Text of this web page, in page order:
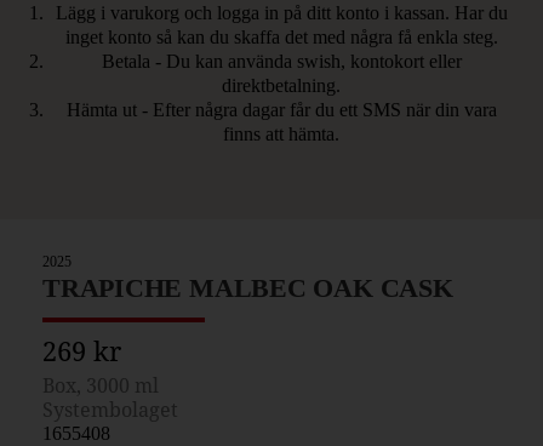
2025
TRAPICHE MALBEC OAK CASK
269 kr
Box, 3000 ml
Systembolaget
1655408
Lägg i varukorg och logga in på ditt konto i kassan. Har du
inget konto så kan du skaffa det med några få enkla steg.
Betala - Du kan använda swish, kontokort eller
direktbetalning.
Hämta ut - Efter några dagar får du ett SMS när din vara
finns att hämta.